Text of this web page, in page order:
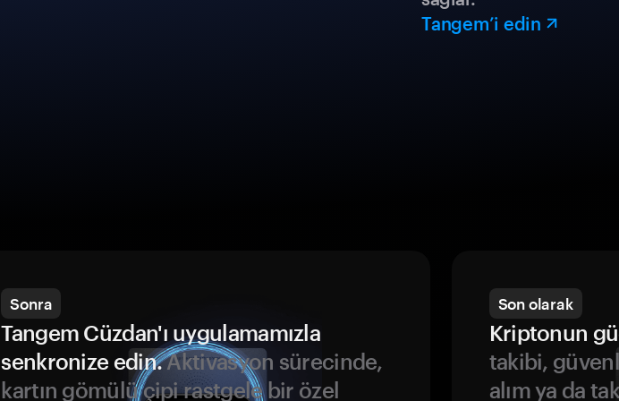
Tangem’i edin
Sonra
Tangem Cüzdan'ı uygulamamızla
senkronize edin.Aktivasyon sürecinde,
kartın gömülü çipi rastgele bir özel
Son olarak
Kriptonun
takibi,
alım ya da